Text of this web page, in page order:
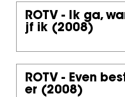
ROTV - Ik ga,
jf ik (2008)
ROTV - Even
er (2008)